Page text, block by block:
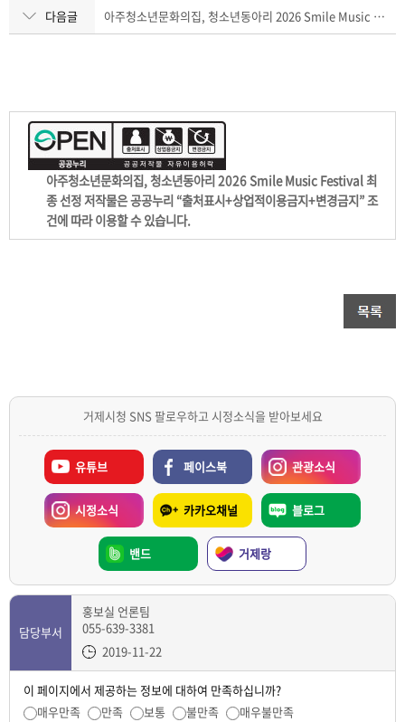
다음글 아주청소년문화의집, 청소년동아리 2026 Smile Music Festival 최종 선정
아주청소년문화의집, 청소년동아리 2026 Smile Music Festival 최
종 선정 저작물은 공공누리 “출처표시+상업적이용금지+변경금지” 조
건에 따라 이용할 수 있습니다.
거제시청 SNS 팔로우하고 시정소식을 받아보세요
유튜브 페이스북 관광소식
시정소식 카카오채널 블로그
밴드 거제랑
담당부서
홍보실 언론팀
055-639-3381
2019-11-22
이 페이지에서 제공하는 정보에 대하여 만족하십니까?
매우만족
만족 보통 불만족
매우불만족